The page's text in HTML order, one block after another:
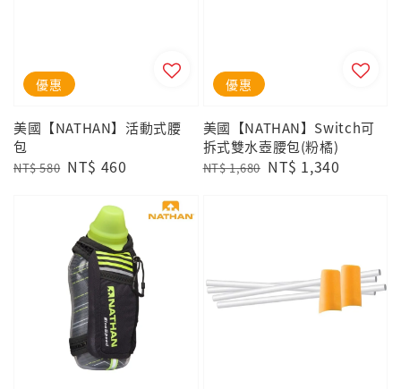
優惠
美國【NATHAN】活動式腰
包
Regular
NT$ 580 Sale
NT$ 460
優惠
美國【NATHAN】Switch可
拆式雙水壺腰包(粉橘)
Regular
NT$ 1,680 Sale
NT$ 1,340